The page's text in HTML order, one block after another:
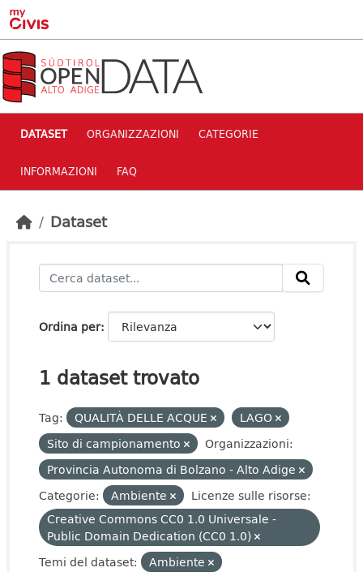
Skip to main content
DATASET ORGANIZZAZIONI CATEGORIE
INFORMAZIONI FAQ
Dataset
Ordina per
1 dataset trovato
Tag: QUALITÀ DELLE ACQUE
LAGO
Sito di campionamento
Organizzazioni:
Provincia Autonoma di Bolzano - Alto Adige
Categorie:
Ambiente
Licenze sulle risorse:
Creative Commons CC0 1.0 Universale -
Public Domain Dedication (CC0 1.0)
Temi del dataset:
Ambiente